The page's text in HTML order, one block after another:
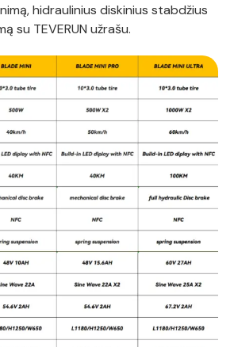
hidraulinius diskinius stabdžius
su TEVERUN užrašu.